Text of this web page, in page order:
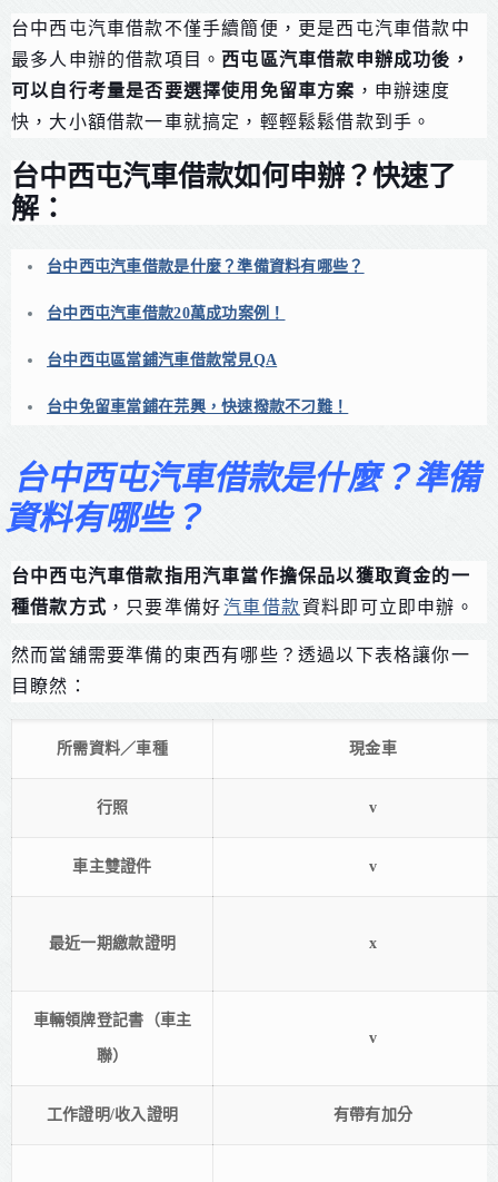
台中西屯汽車借款不僅手續簡便，更是西屯汽車借款中
最多人申辦的借款項目。 西屯區汽車借款申辦成功後，
可以自行考量是否要選擇使用免留車方案 ，申辦速度
快，大小額借款一車就搞定，輕輕鬆鬆借款到手。
台中西屯汽車借款如何申辦？快速了
解：
台中西屯汽車借款是什麼？準備資料有哪些？
台中西屯汽車借款20萬成功案例！
台中西屯區當鋪汽車借款常見QA
台中免留車當鋪在芫興，快速撥款不刁難！
台中西屯汽車借款是什麼？準備
資料有哪些？
台中西屯汽車借款指用汽車當作擔保品以獲取資金的一
種借款方式 ，只要準備好汽車借款資料即可立即申辦。
然而當舖需要準備的東西有哪些？透過以下表格讓你一
目瞭然：
所需資料／車種 現金車
行照 v
車主雙證件 v
最近一期繳款證明 x
車輛領牌登記書（車主
聯）
v
工作證明/收入證明 有帶有加分